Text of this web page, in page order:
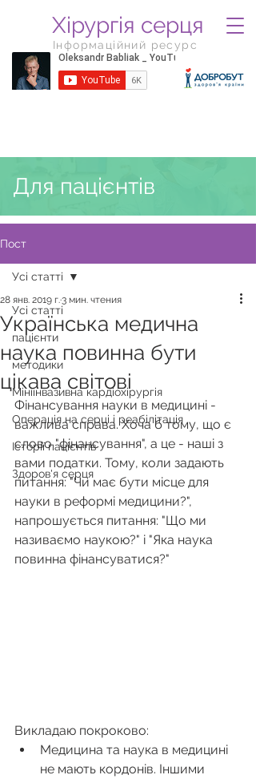
Хірургія серця
Інформаційний ресурс
Для пацієнтів
Пост
Усі статті
пацієнти
методики
Мініінвазивна кардіохірургія
Операція на серці і реабілітація
Історії пацієнтів
Здоров'я серця
Усі статті
Українська медична
наука повинна бути
цікава світові
28 янв. 2019 г.3 мин. чтения
Фінансування науки в медицині -
важлива справа. Хоча б тому, що є
слово "фінансування", а це - наші з
вами податки. Тому, коли задають
питання: "Чи має бути місце для
науки в реформі медицини?",
напрошується питання: "Що ми
називаємо наукою?" і "Яка наука
повинна фінансуватися?"
Викладаю покроково:
Медицина та наука в медицині
не мають кордонів. Іншими